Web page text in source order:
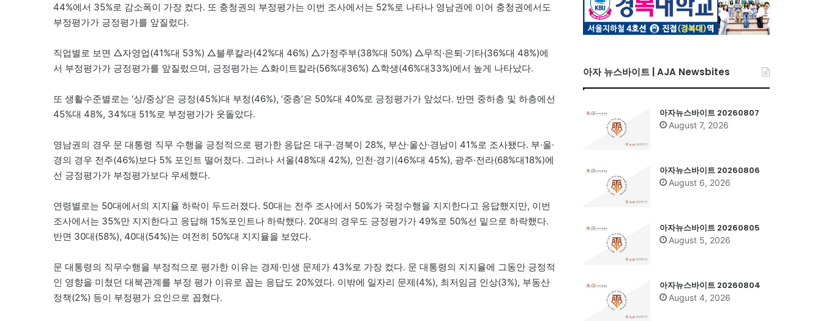
44%에서 35%로 감소폭이 가장 컸다. 또 충청권의 부정평가는 이번 조사에서는 52%로 나타나 영남권에 이어 충청권에서도
부정평가가 긍정평가를 앞질렀다.
직업별로 보면 △자영업(41%대 53%) △블루칼라(42%대 46%) △가정주부(38%대 50%) △무직·은퇴·기타(36%대 48%)에
서 부정평가가 긍정평가를 앞질렀으며, 긍정평가는 △화이트칼라(56%대36%) △학생(46%대33%)에서 높게 나타났다.
또 생활수준별로는 ‘상/중상’은 긍정(45%)대 부정(46%), ‘중층’은 50%대 40%로 긍정평가가 앞섰다. 반면 중하층 및 하층에선
45%대 48%, 34%대 51%로 부정평가가 웃돌았다.
영남권의 경우 문 대통령 직무 수행을 긍정적으로 평가한 응답은 대구·경북이 28%, 부산·울산·경남이 41%로 조사됐다. 부·울·
경의 경우 전주(46%)보다 5% 포인트 떨어졌다. 그러나 서울(48%대 42%), 인천·경기(46%대 45%), 광주·전라(68%대18%)에
선 긍정평가가 부정평가보다 우세했다.
연령별로는 50대에서의 지지율 하락이 두드러졌다. 50대는 전주 조사에서 50%가 국정수행을 지지한다고 응답했지만, 이번
조사에서는 35%만 지지한다고 응답해 15%포인트나 하락했다. 20대의 경우도 긍정평가가 49%로 50%선 밑으로 하락했다.
반면 30대(58%), 40대(54%)는 여전히 50%대 지지율을 보였다.
문 대통령의 직무수행을 부정적으로 평가한 이유는 경제·민생 문제가 43%로 가장 컸다. 문 대통령의 지지율에 그동안 긍정적
인 영향을 미쳤던 대북관계를 부정 평가 이유로 꼽는 응답도 20%였다. 이밖에 일자리 문제(4%), 최저임금 인상(3%), 부동산
정책(2%) 등이 부정평가 요인으로 꼽혔다.
아자 뉴스바이트 | AJA Newsbites
아자뉴스바이트 20260807
August 7, 2026
아자뉴스바이트 20260806
August 6, 2026
아자뉴스바이트 20260805
August 5, 2026
아자뉴스바이트 20260804
August 4, 2026